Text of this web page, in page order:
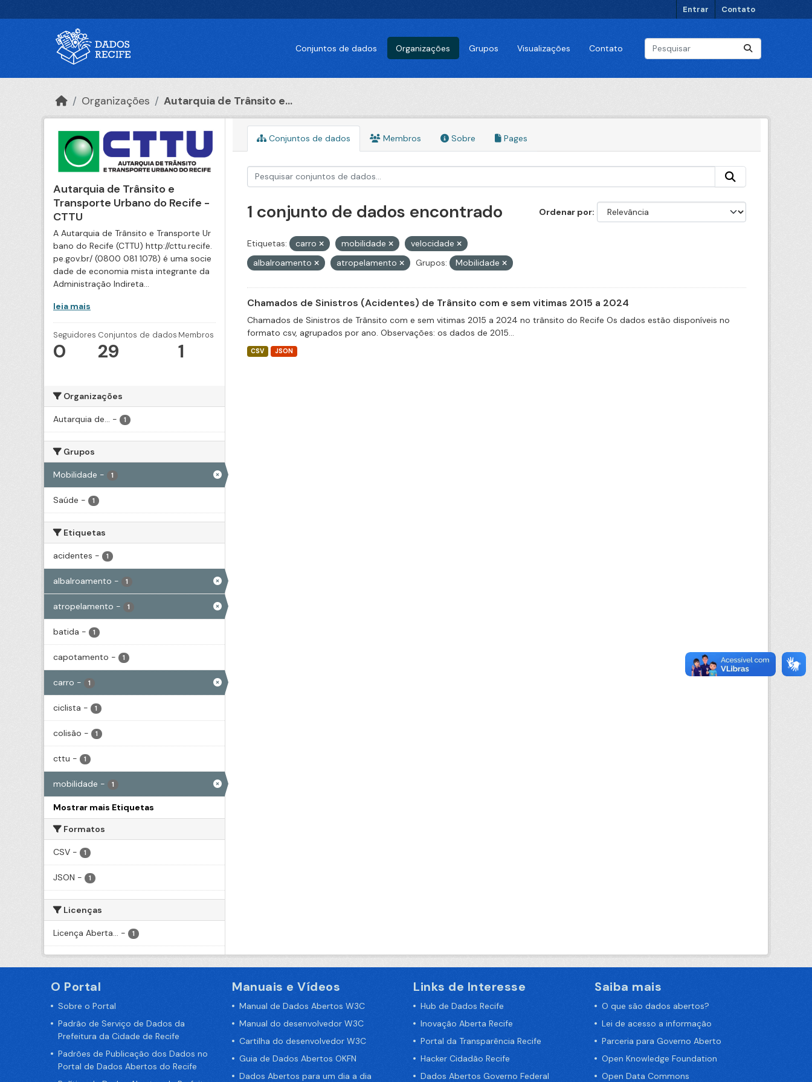
Entrar Contato
Conjuntos de dados Organizações Grupos Visualizações Contato
Organizações Autarquia de Trânsito e...
Autarquia de Trânsito e
Transporte Urbano do Recife -
CTTU
A Autarquia de Trânsito e Transporte Ur
bano do Recife (CTTU) http://cttu.recife.
pe.gov.br/ (0800 081 1078) é uma socie
dade de economia mista integrante da
Administração Indireta...
leia mais
Seguidores
0
Conjuntos de dados
29
Membros
1
Organizações
Autarquia de... - 1
Grupos
Mobilidade - 1
Saúde - 1
Etiquetas
acidentes - 1
albalroamento - 1
atropelamento - 1
batida - 1
capotamento - 1
carro - 1
ciclista - 1
colisão - 1
cttu - 1
mobilidade - 1
Mostrar mais Etiquetas
Formatos
CSV - 1
JSON - 1
Licenças
Licença Aberta... - 1
Conjuntos de dados Membros Sobre Pages
Ordenar por
1 conjunto de dados encontrado
Etiquetas: carro mobilidade
velocidade
albalroamento
atropelamento Grupos: Mobilidade
Chamados de Sinistros (Acidentes) de Trânsito com e sem vitimas 2015 a 2024
Chamados de Sinistros de Trânsito com e sem vitimas 2015 a 2024 no trânsito do Recife Os dados estão disponíveis no
formato csv, agrupados por ano. Observações: os dados de 2015...
CSV JSON
O Portal
Sobre o Portal
Padrão de Serviço de Dados da
Prefeitura da Cidade de Recife
Padrões de Publicação dos Dados no
Portal de Dados Abertos do Recife
Manuais e Vídeos
Manual de Dados Abertos W3C
Manual do desenvolvedor W3C
Cartilha do desenvolvedor W3C
Guia de Dados Abertos OKFN
Dados Abertos para um dia a dia
Links de Interesse
Hub de Dados Recife
Inovação Aberta Recife
Portal da Transparência Recife
Hacker Cidadão Recife
Dados Abertos Governo Federal
Saiba mais
O que são dados abertos?
Lei de acesso a informação
Parceria para Governo Aberto
Open Knowledge Foundation
Open Data Commons